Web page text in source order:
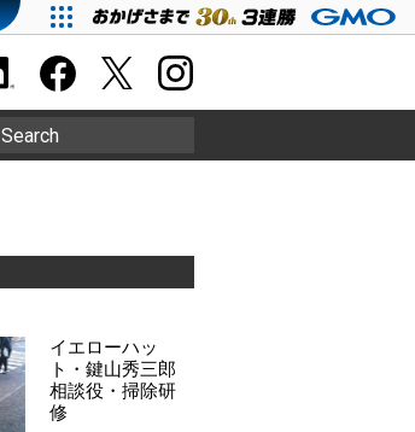
Search
イエローハッ
ト・鍵山秀三郎
相談役・掃除研
修